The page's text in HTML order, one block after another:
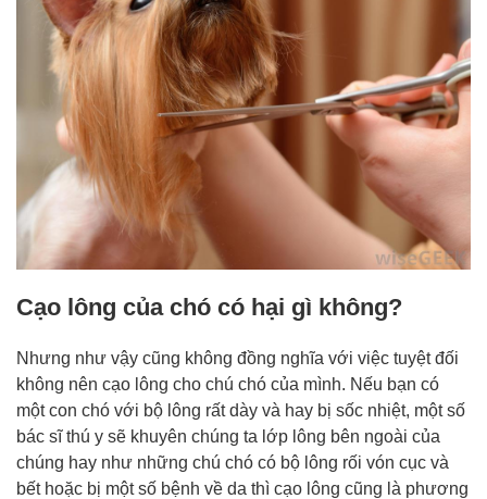
Cạo lông của chó có hại gì không?
Nhưng như vậy cũng không đồng nghĩa với việc tuyệt đối
không nên cạo lông cho chú chó của mình. Nếu bạn có
một con chó với bộ lông rất dày và hay bị sốc nhiệt, một số
bác sĩ thú y sẽ khuyên chúng ta lớp lông bên ngoài của
chúng hay như những chú chó có bộ lông rối vón cục và
bết hoặc bị một số bệnh về da thì cạo lông cũng là phương